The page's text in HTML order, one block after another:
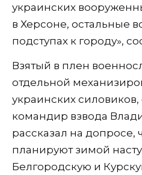
украинских
в Херсоне, остальные
подступах к городу»,
Взятый в плен
отдельной
украинских
командир взвода
рассказал на допросе,
планируют зимой
Белгородскую и